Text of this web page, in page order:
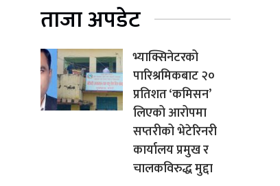
ताजा अपडेट
भ्याक्सिनेटरको
पारिश्रमिकबाट २०
प्रतिशत ‘कमिसन’
लिएको आरोपमा
सप्तरीको भेटेरिनरी
कार्यालय प्रमुख र
चालकविरुद्ध मुद्दा